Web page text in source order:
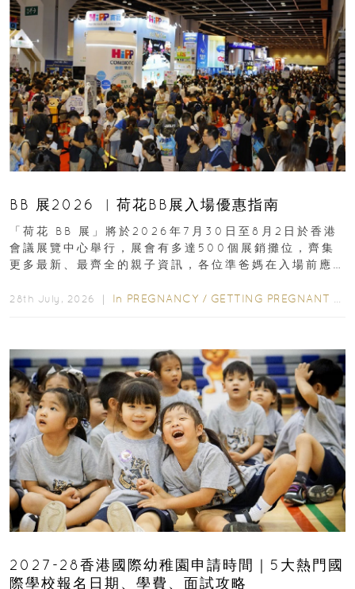
BB 展2026 ︳荷花BB展入場優惠指南
「荷花 BB 展」將於2026年7月30日至8月2日於香港
會議展覽中心舉行，展會有多達500個展銷攤位，齊集
更多最新、最齊全的親子資訊，各位準爸媽在入場前應
28th July, 2026 ｜ In PREGNANCY / GETTING PREGNANT
2027-28香港國際幼稚園申請時間｜5大熱門國
際學校報名日期、學費、面試攻略